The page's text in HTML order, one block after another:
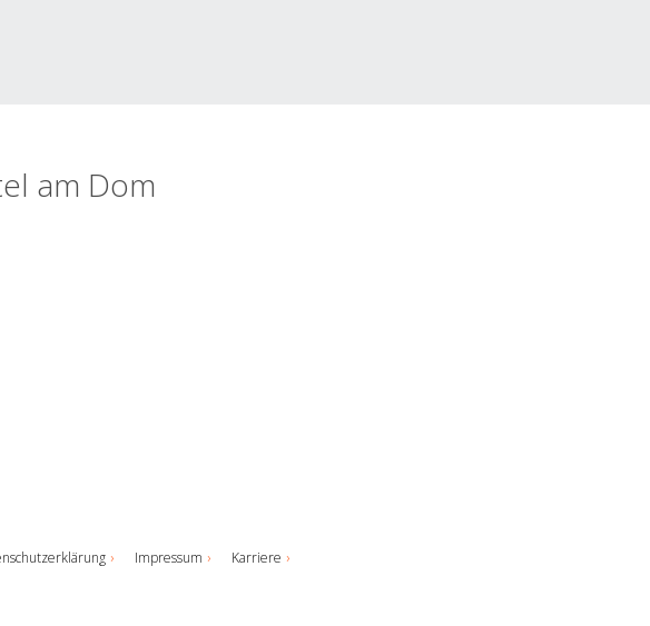
am Dom
Impressum
Karriere